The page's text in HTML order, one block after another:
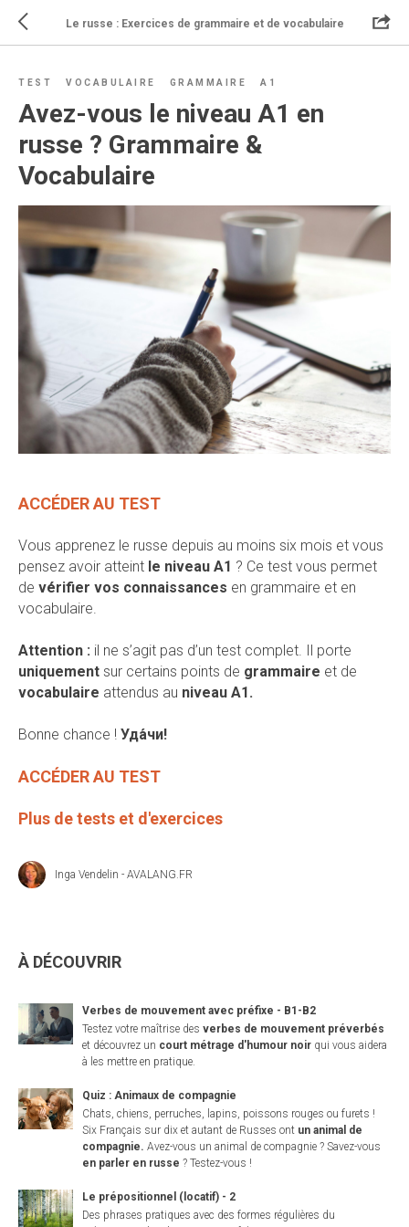
Le russe : Exercices de grammaire et de vocabulaire
TEST VOCABULAIRE GRAMMAIRE A1
Avez-vous le niveau A1 en
russe ? Grammaire &
Vocabulaire
ACCÉDER AU TEST
Vous apprenez le russe depuis au moins six mois et vous
pensez avoir atteint le niveau A1 ? Ce test vous permet
de vérifier vos connaissances en grammaire et en
vocabulaire.
Attention : il ne s’agit pas d’un test complet. Il porte
uniquement sur certains points de grammaire et de
vocabulaire attendus au niveau A1.
Bonne chance ! Уда́чи!
ACCÉDER AU TEST
Plus de tests et d'exercices
Inga Vendelin - AVALANG.FR
À DÉCOUVRIR
Verbes de mouvement avec préfixe - B1-B2
Testez votre maîtrise des verbes de mouvement préverbés
et découvrez un court métrage d'humour noir qui vous aidera
à les mettre en pratique.
Quiz : Animaux de compagnie
Chats, chiens, perruches, lapins, poissons rouges ou furets !
Six Français sur dix et autant de Russes ont un animal de
compagnie. Avez-vous un animal de compagnie ? Savez-vous
en parler en russe ? Testez-vous !
Le prépositionnel (locatif) - 2
Des phrases pratiques avec des formes régulières du